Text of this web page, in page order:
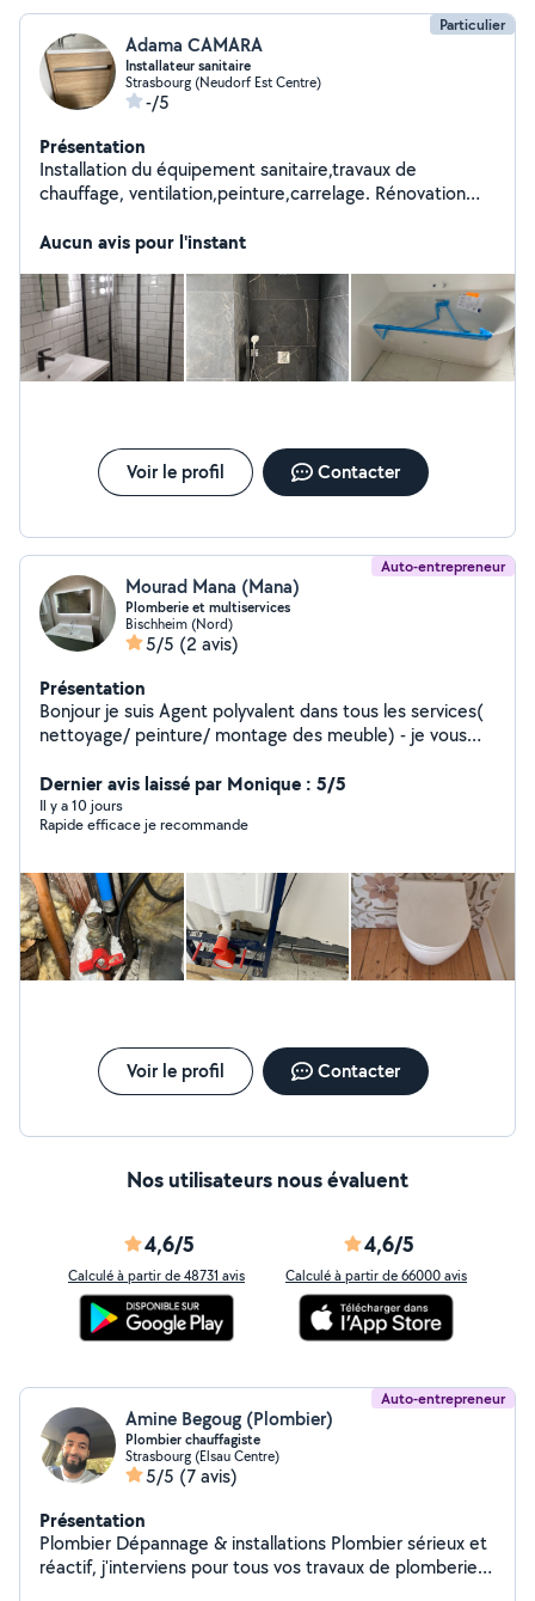
Particulier
Adama CAMARA
Installateur sanitaire
Strasbourg (Neudorf Est Centre)
-/5
Présentation
Installation du équipement sanitaire,travaux de
chauffage, ventilation,peinture,carrelage. Rénovation
Aucun avis pour l'instant
Voir le profil Contacter
Auto-entrepreneur
Mourad Mana (Mana)
Plomberie et multiservices
Bischheim (Nord)
5/5 (2 avis)
Présentation
Bonjour je suis Agent polyvalent dans tous les services(
nettoyage/ peinture/ montage des meuble) - je vous
et installateur sanitaire - des dépannage - des
installations - des interventions - des recherches de
fuite plus réparations
Dernier avis laissé par Monique : 5/5
Il y a 10 jours
Rapide efficace je recommande
Voir le profil Contacter
Nos utilisateurs nous évaluent
4,6/5
Calculé à partir de 48731 avis
4,6/5
Calculé à partir de 66000 avis
Auto-entrepreneur
Amine Begoug (Plombier)
Plombier chauffagiste
Strasbourg (Elsau Centre)
5/5 (7 avis)
Présentation
Plombier Dépannage & installations Plombier sérieux et
réactif, j'interviens pour tous vos travaux de plomberie :